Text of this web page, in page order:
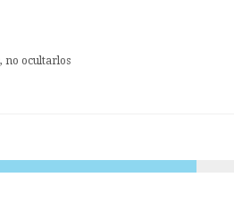
no ocultarlos